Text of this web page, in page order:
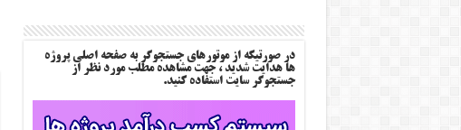
در صورتیکه از موتورهای جستجوگر به صفحه اصلی پروژه
ها هدایت شدید ، جهت مشاهده مطلب مورد نظر از
جستجوگر سایت استفاده کنید.